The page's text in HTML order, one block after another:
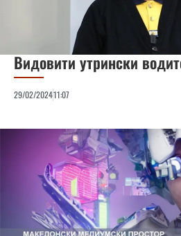
Видовити утрински
29/02/202411:07